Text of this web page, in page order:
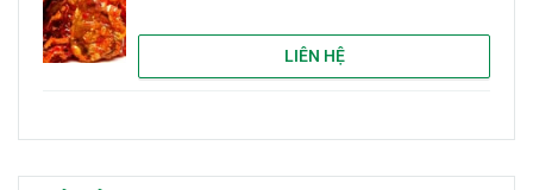
LIÊN HỆ